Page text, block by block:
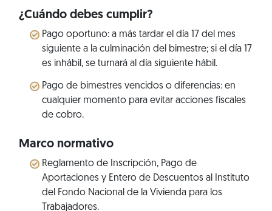
¿Cuándo debes cumplir?
Pago oportuno: a más tardar el día 17 del mes
siguiente a la culminación del bimestre; si el día 17
es inhábil, se turnará al día siguiente hábil.
Pago de bimestres vencidos o diferencias: en
cualquier momento para evitar acciones fiscales
de cobro.
Marco normativo
Reglamento de Inscripción, Pago de
Aportaciones y Entero de Descuentos al Instituto
del Fondo Nacional de la Vivienda para los
Trabajadores.